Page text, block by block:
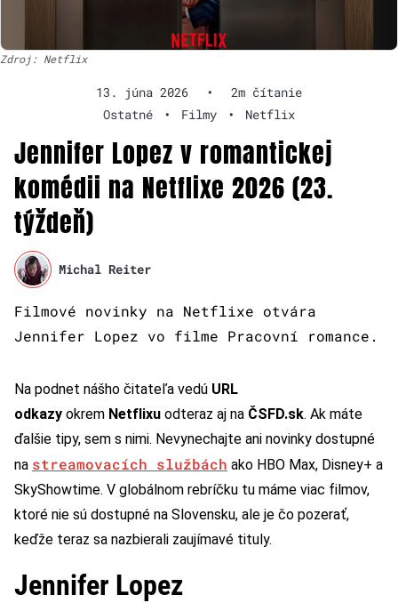
Zdroj: Netflix
13. júna 2026 •
2m čítanie
Ostatné
• Filmy • Netflix
Jennifer Lopez v romantickej
komédii na Netflixe 2026 (23.
týždeň)
Michal Reiter
Filmové novinky na Netflixe otvára
Jennifer Lopez vo filme Pracovní romance.
Na podnet nášho čitateľa vedú URL
odkazy okrem Netflixu odteraz aj na ČSFD.sk. Ak máte
ďalšie tipy, sem s nimi. Nevynechajte ani novinky dostupné
na streamovacích službách ako HBO Max, Disney+ a
SkyShowtime. V globálnom rebríčku tu máme viac filmov,
ktoré nie sú dostupné na Slovensku, ale je čo pozerať,
keďže teraz sa nazbierali zaujímavé tituly.
Jennifer Lopez